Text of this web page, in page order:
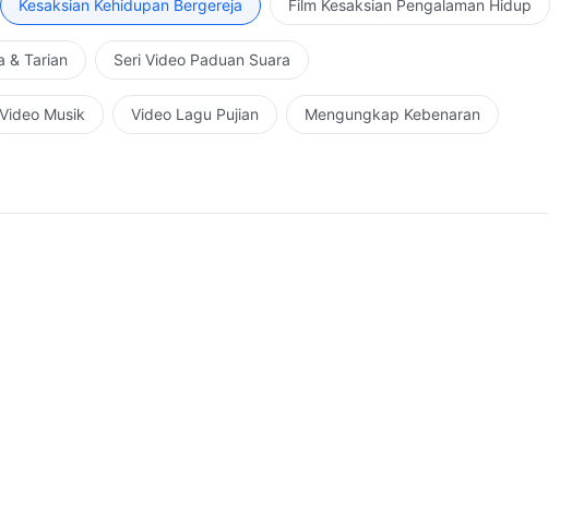
Kesaksian Kehidupan Bergereja Film Kesaksian Pengalaman Hidup
& Tarian Seri Video Paduan Suara
Video Musik Video Lagu Pujian Mengungkap Kebenaran